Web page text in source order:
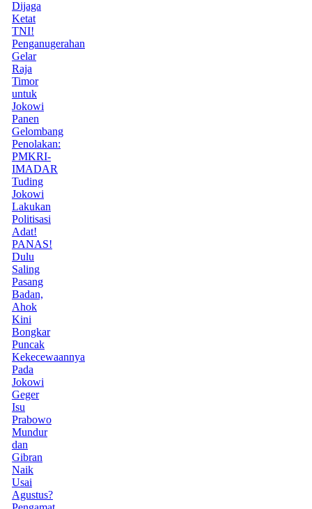
Dijaga
Ketat
TNI!
Penganugerahan
Gelar
Raja
Timor
untuk
Jokowi
Panen
Gelombang
Penolakan:
PMKRI-
IMADAR
Tuding
Jokowi
Lakukan
Politisasi
Adat!
PANAS!
Dulu
Saling
Pasang
Badan,
Ahok
Kini
Bongkar
Puncak
Kekecewaannya
Pada
Jokowi
Geger
Isu
Prabowo
Mundur
dan
Gibran
Naik
Usai
Agustus?